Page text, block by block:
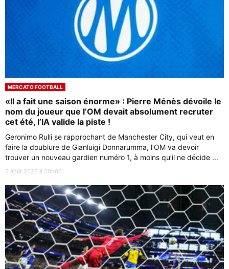
MERCATO FOOTBALL
«Il a fait une saison énorme» : Pierre Ménès dévoile le
nom du joueur que l’OM devait absolument recruter
cet été, l’IA valide la piste !
Geronimo Rulli se rapprochant de Manchester City, qui veut en
faire la doublure de Gianluigi Donnarumma, l’OM va devoir
trouver un nouveau gardien numéro 1, à moins qu’il ne décide ...
5 août 2026 à 20h00